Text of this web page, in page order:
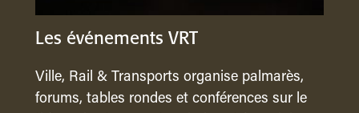
Les événements VRT
Ville, Rail & Transports organise palmarès,
forums, tables rondes et conférences sur le